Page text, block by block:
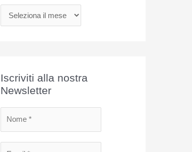
r
v
Iscriviti alla nostra
Newsletter